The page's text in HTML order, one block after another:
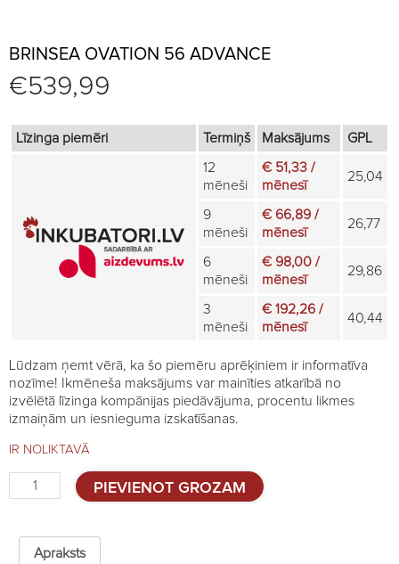
BRINSEA OVATION 56 ADVANCE
€539,99
Līzinga piemēri Termiņš Maksājums GPL
12
mēneši
€ 51,33 /
mēnesī
25,04
9
mēneši
€ 66,89 /
mēnesī
26,77
6
mēneši
€ 98,00 /
mēnesī
29,86
3
mēneši
€ 192,26 /
mēnesī
40,44
Lūdzam ņemt vērā, ka šo piemēru aprēķiniem ir informatīva
nozīme! Ikmēneša maksājums var mainīties atkarībā no
izvēlētā līzinga kompānijas piedāvājuma, procentu likmes
izmaiņām un iesnieguma izskatīšanas.
IR NOLIKTAVĀ
Brinsea
Ovation
Advance
quantity
PIEVIENOT GROZAM
Apraksts